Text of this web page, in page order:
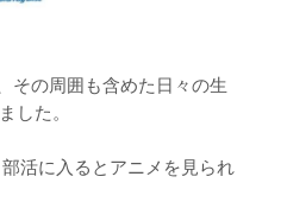
その周囲も含めた日々の生
た。
活に入るとアニメを見られ